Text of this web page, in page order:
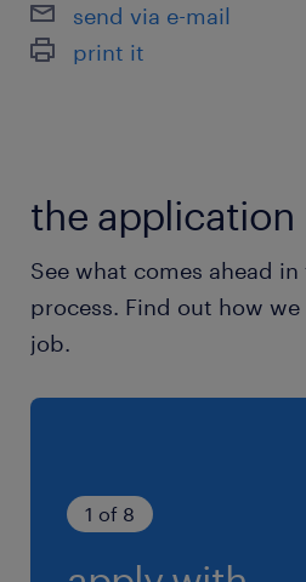
東西線、京葉線、総武線、
／西船橋駅（車13分）
7:15-16:15（実働8時間00
send via e-mail
print it
the application
See what comes ahead
process. Find out how
job.
1 of 8